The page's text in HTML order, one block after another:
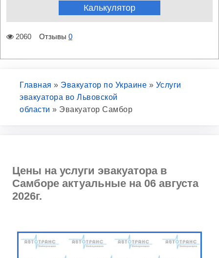
Калькулятор
2060 Отзывы 0
Главная » Эвакуатор по Украине » Услуги
эвакуатора во Львовской
области » Эвакуатор Самбор
Цены на услуги эвакуатора в
Самборе актуальные на 06 августа
2026г.